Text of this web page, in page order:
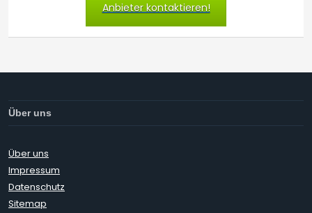
Anbieter kontaktieren!
Über uns
Über uns
Impressum
Datenschutz
Sitemap